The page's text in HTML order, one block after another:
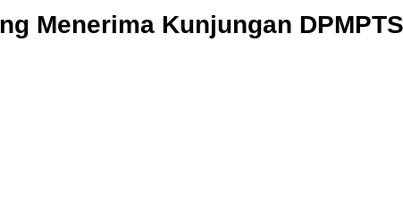
Menerima Kunjungan